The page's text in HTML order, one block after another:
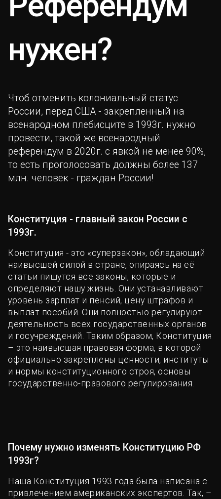
нужен?
Чтоб отменить колониальный статус
России, перед США - закрепленный на
всенародном плебисците в 1993г. нужно
провести, такой же всенародный
референдум в 2020г. с явкой не менее 90%,
то есть проголосовать должны более 137
млн. человек - граждан России!
Конституция - главный закон России с
1993г.
Конституция - это «суперзакон», обладающий
наивысшей силой в стране, опираясь на её
статьи пишутся все законы, которые и
определяют нашу жизнь. Они устанавливают
уровень зарплат и пенсий, цену штрафов и
выплат пособий. Они полностью регулируют
деятельность всех государственных органов
и госучреждений. Таким образом, Конституция
– это наивысшая правовая форма, в которой
официально закреплены ценности, институты
и нормы конституционного строя, основы
государственно-правового регулирования.
Почему нужно изменять Конституцию РФ
1993г?
Наша Конституция 1993 года была написана с
привлечением американских экспертов. Так, –